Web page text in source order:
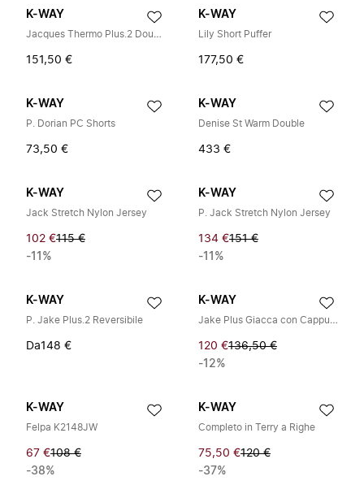
K-WAY
Jacques Thermo Plus.2 Double
151,50 €
K-WAY
Lily Short Puffer
177,50 €
K-WAY
P. Dorian PC Shorts
73,50 €
K-WAY
Denise St Warm Double
433 €
K-WAY
Jack Stretch Nylon Jersey
102 €115 €
-11%
K-WAY
P. Jack Stretch Nylon Jersey
134 €151 €
-11%
K-WAY
P. Jake Plus.2 Reversibile
Da148 €
K-WAY
Jake Plus Giacca con Cappuccio
120 €136,50 €
-12%
K-WAY
Felpa K2148JW
67 €108 €
-38%
K-WAY
Completo in Terry a Righe
75,50 €120 €
-37%